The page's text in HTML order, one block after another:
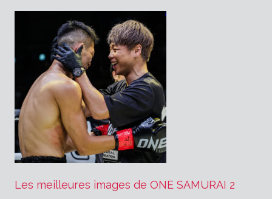
Les meilleures images de ONE SAMURAI 2